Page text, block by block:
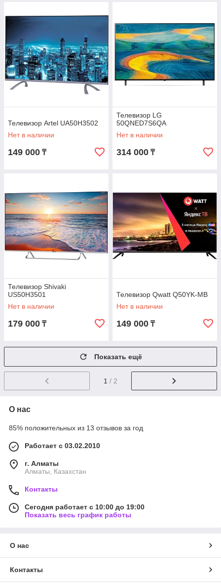
Телевизор Artel UA50H3502
Нет в наличии
149 000 ₸
Телевизор LG
50QNED7S6QA
Нет в наличии
314 000 ₸
Телевизор Shivaki
US50H3501
Нет в наличии
179 000 ₸
Телевизор Qwatt Q50YK-MB
Нет в наличии
149 000 ₸
Показать ещё
1 / 2
О нас
85% положительных из 13 отзывов за год
Работает с 03.02.2010
г. Алматы
Алматы, Казахстан
Контакты
Сегодня работает с 10:00 до 19:00
Показать весь график работы
О нас
Контакты